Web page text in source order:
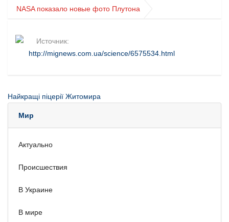
NASA показало новые фото Плутона
Источник:
http://mignews.com.ua/science/6575534.html
Найкращі піцерії Житомира
Мир
Актуально
Происшествия
В Украине
В мире